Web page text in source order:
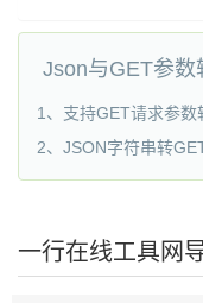
Json与GET参数
1、支持GET请求参
2、JSON字符串转
一行在线工具网